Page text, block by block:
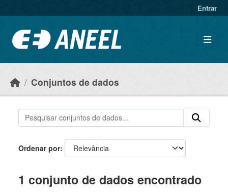
Entrar
Conjuntos de dados
Ordenar por
1 conjunto de dados encontrado